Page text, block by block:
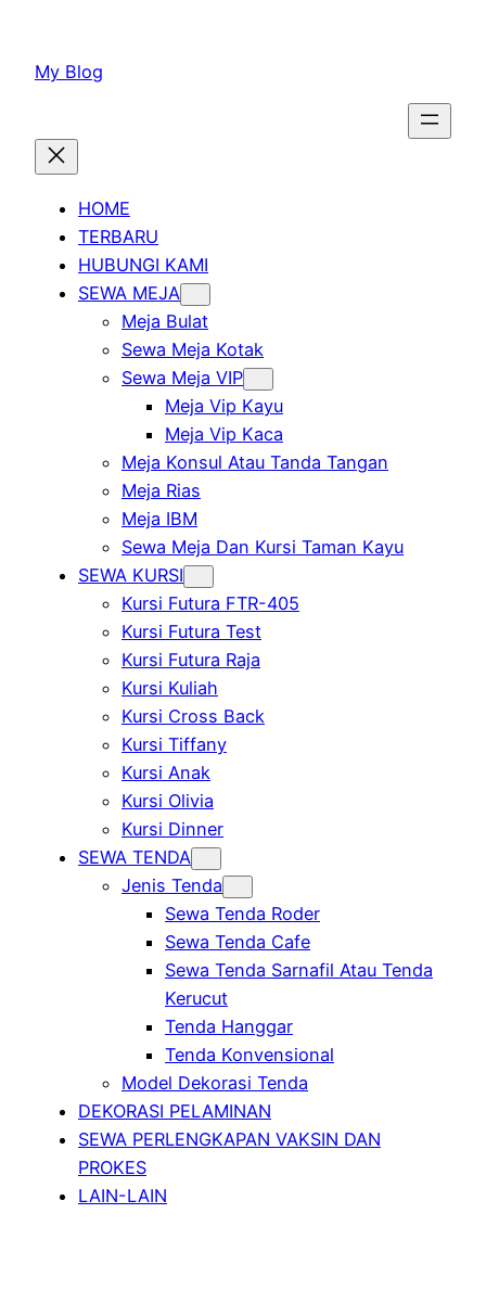
konten
My Blog
HOME
TERBARU
HUBUNGI KAMI
SEWA MEJA
Meja Bulat
Sewa Meja Kotak
Sewa Meja VIP
Meja Vip Kayu
Meja Vip Kaca
Meja Konsul Atau Tanda Tangan
Meja Rias
Meja IBM
Sewa Meja Dan Kursi Taman Kayu
SEWA KURSI
Kursi Futura FTR-405
Kursi Futura Test
Kursi Futura Raja
Kursi Kuliah
Kursi Cross Back
Kursi Tiffany
Kursi Anak
Kursi Olivia
Kursi Dinner
SEWA TENDA
Jenis Tenda
Sewa Tenda Roder
Sewa Tenda Cafe
Sewa Tenda Sarnafil Atau Tenda
Kerucut
Tenda Hanggar
Tenda Konvensional
Model Dekorasi Tenda
DEKORASI PELAMINAN
SEWA PERLENGKAPAN VAKSIN DAN
PROKES
LAIN-LAIN